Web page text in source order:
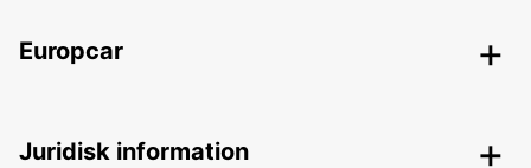
Europcar
Juridisk information